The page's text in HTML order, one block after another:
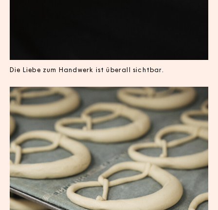
Die Liebe zum Handwerk ist überall sichtbar.